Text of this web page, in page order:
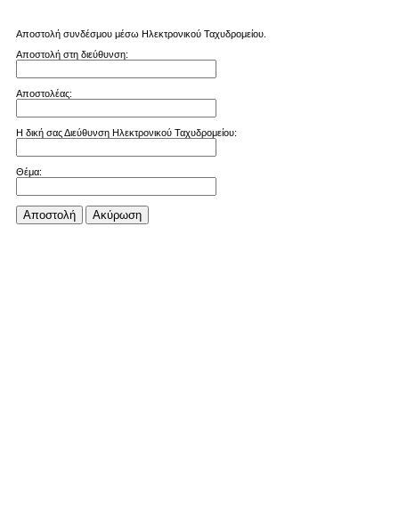
Αποστολή συνδέσμου μέσω Ηλεκτρονικού Ταχυδρομείου.
Αποστολή στη διεύθυνση:
Αποστολέας:
Η δική σας Διεύθυνση Ηλεκτρονικού Ταχυδρομείου:
Θέμα:
Αποστολή Aκύρωση